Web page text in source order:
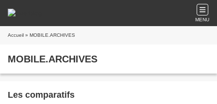
MENU
Accueil » MOBILE.ARCHIVES
MOBILE.ARCHIVES
Les comparatifs